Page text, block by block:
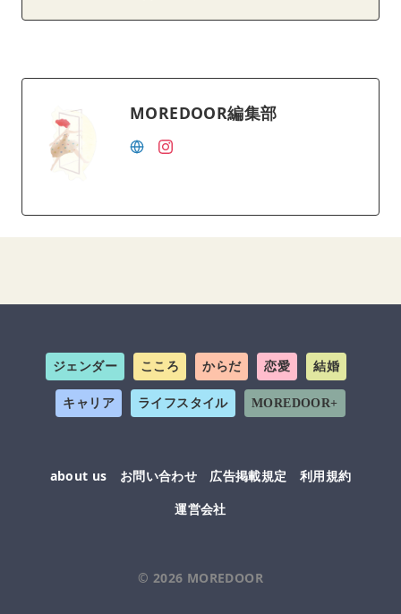
MOREDOOR編集部
ジェンダー こころ からだ 恋愛 結婚
キャリア ライフスタイル MOREDOOR+
about us お問い合わせ 広告掲載規定
利用規約
運営会社
© 2026 MOREDOOR